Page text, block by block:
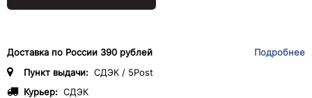
Доставка по России 390 рублей
Подробнее
Пункт выдачи: СДЭК / 5Post
Курьер: СДЭК